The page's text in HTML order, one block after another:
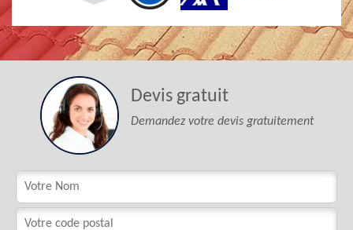
Devis gratuit
Demandez votre devis gratuitement